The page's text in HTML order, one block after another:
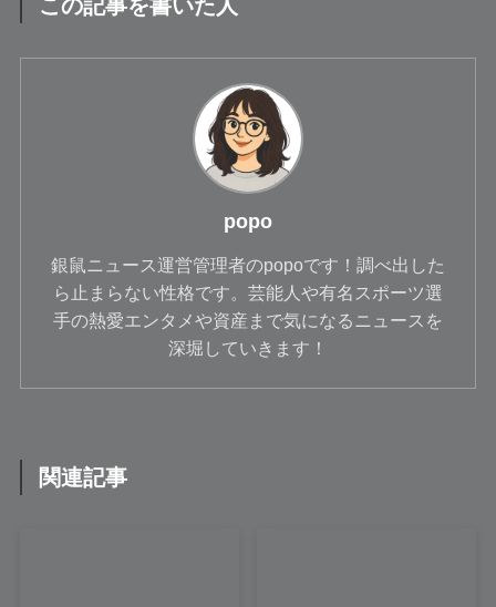
この記事を書いた人
popo
銀鼠ニュース運営管理者のpopoです！調べ出した
ら止まらない性格です。芸能人や有名スポーツ選
手の熱愛エンタメや資産まで気になるニュースを
深堀していきます！
関連記事